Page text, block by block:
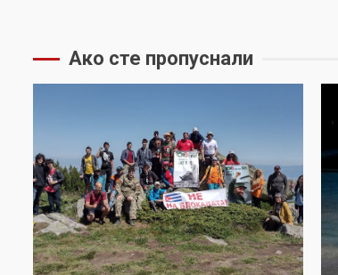
Ако сте пропуснали